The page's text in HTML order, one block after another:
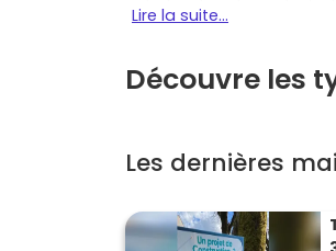
acheter dans le neuf,
rassurantes (parfait
personnalises tes
et services de proximité,
rangements, espaces
montage d’un achat en
accompagnement
Lire la suite...
Découvre les
Les dernières